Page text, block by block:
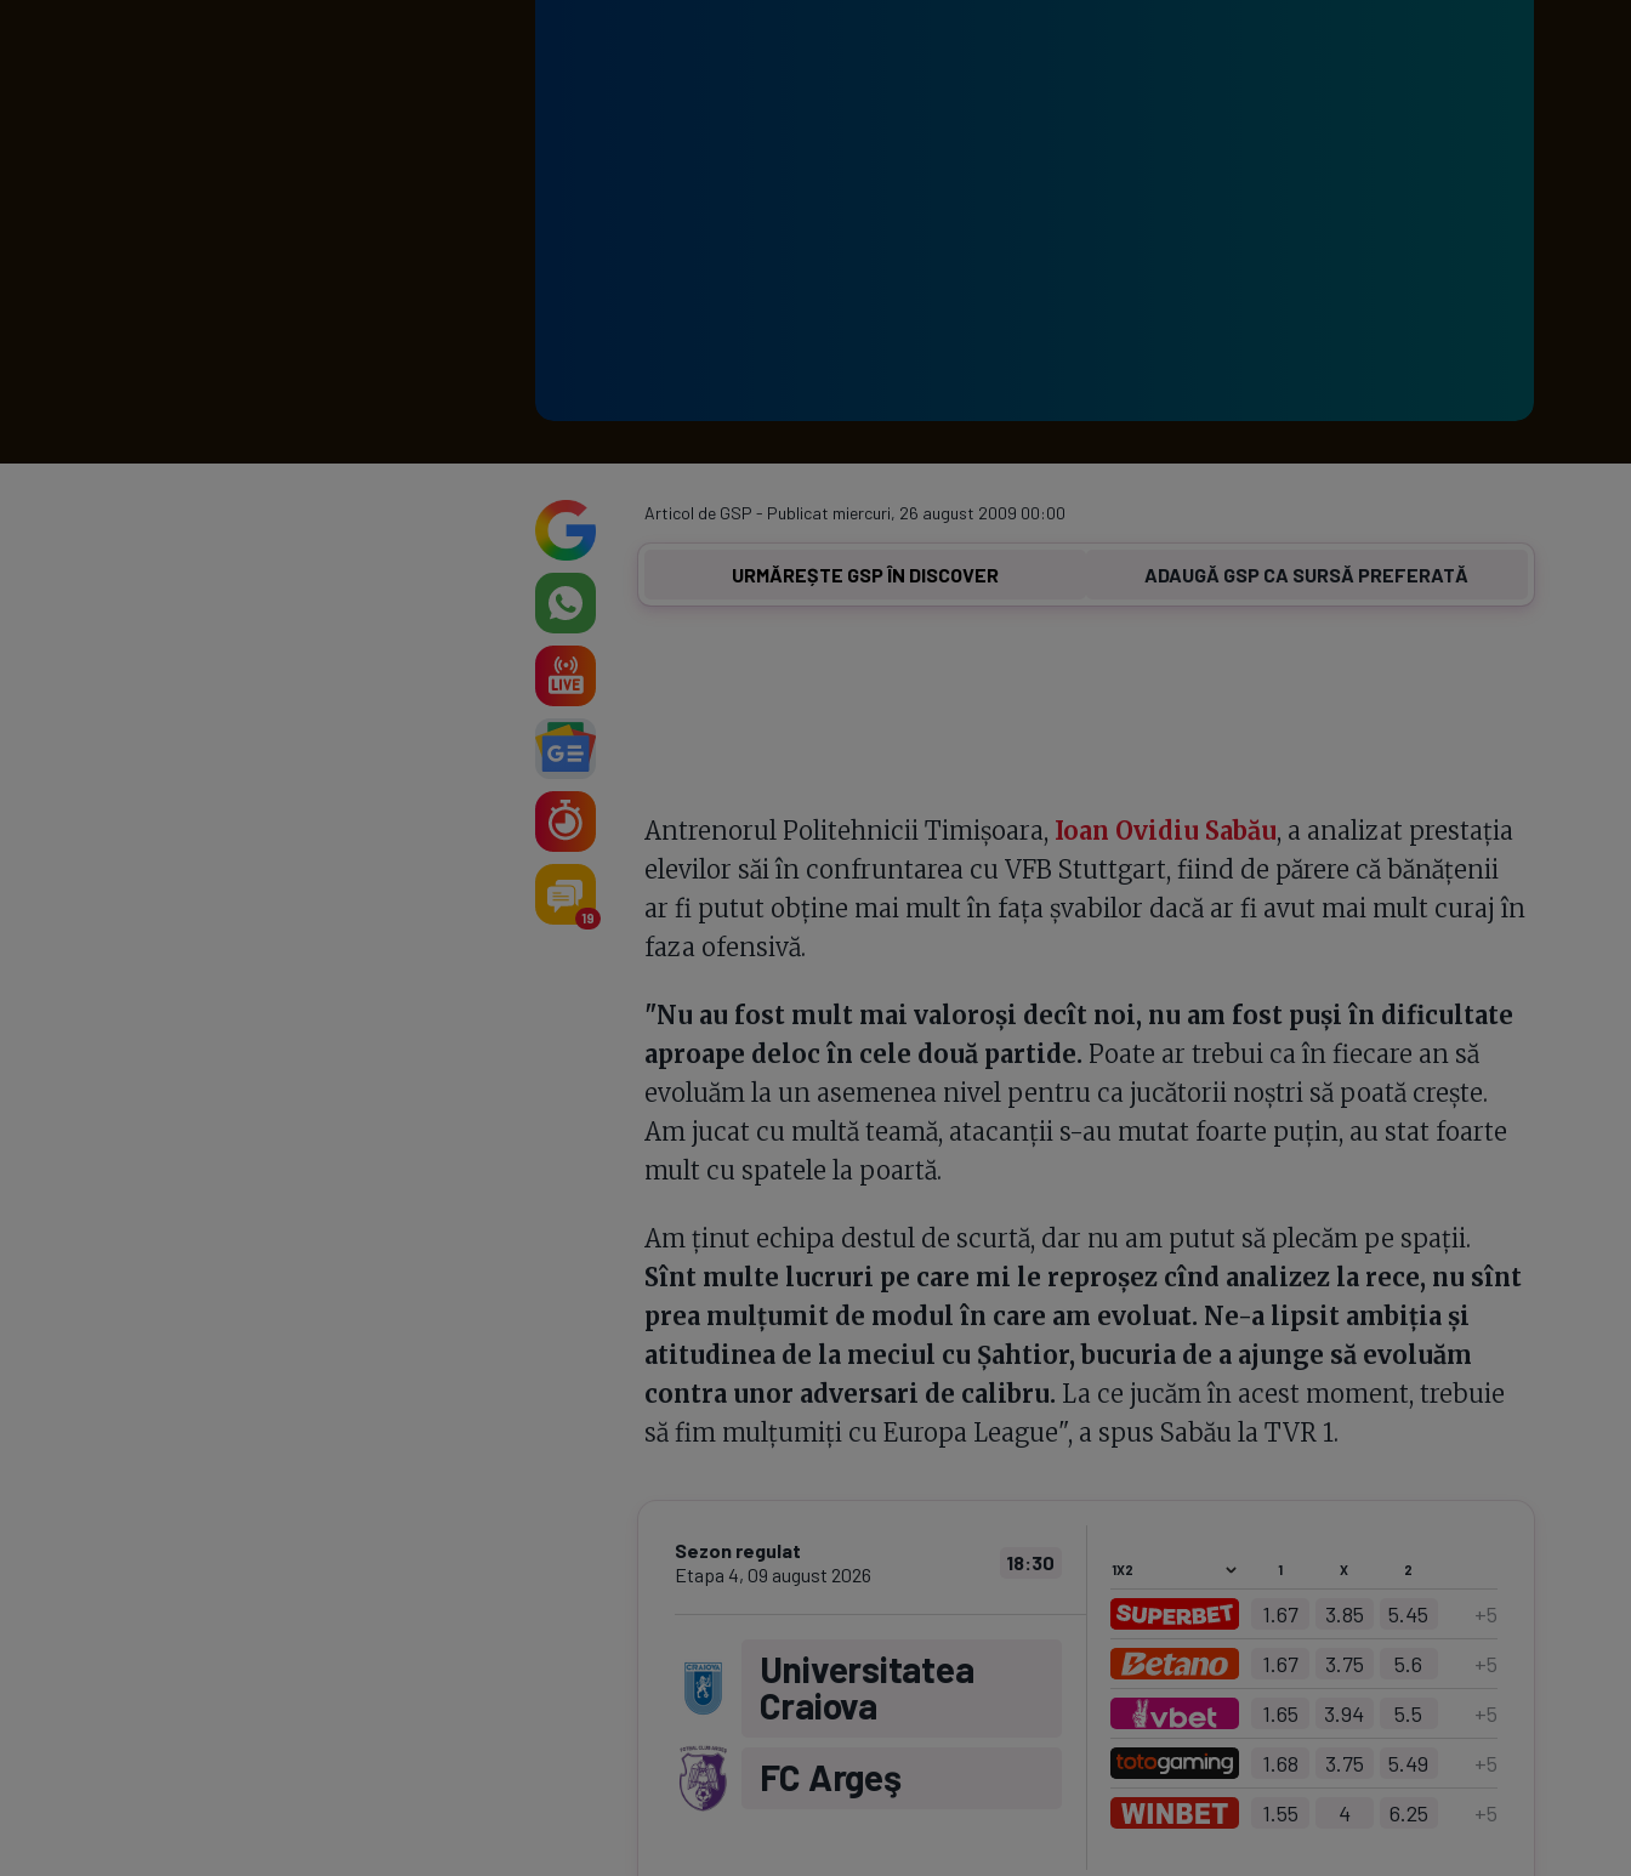
19
Articol de GSP - Publicat miercuri, 26 august 2009 00:00
URMĂREȘTE GSP ÎN DISCOVER ADAUGĂ GSP CA SURSĂ PREFERATĂ
Antrenorul Politehnicii Timişoara, Ioan Ovidiu Sabău, a analizat prestaţia
elevilor săi în confruntarea cu VFB Stuttgart, fiind de părere că bănăţenii
ar fi putut obţine mai mult în faţa şvabilor dacă ar fi avut mai mult curaj în
faza ofensivă.
"Nu au fost mult mai valoroşi decît noi, nu am fost puşi în dificultate
aproape deloc în cele două partide. Poate ar trebui ca în fiecare an să
evoluăm la un asemenea nivel pentru ca jucătorii noştri să poată creşte.
Am jucat cu multă teamă, atacanţii s-au mutat foarte puţin, au stat foarte
mult cu spatele la poartă.
Am ţinut echipa destul de scurtă, dar nu am putut să plecăm pe spaţii.
Sînt multe lucruri pe care mi le reproşez cînd analizez la rece, nu sînt
prea mulţumit de modul în care am evoluat. Ne-a lipsit ambiţia şi
atitudinea de la meciul cu Şahtior, bucuria de a ajunge să evoluăm
contra unor adversari de calibru. La ce jucăm în acest moment, trebuie
să fim mulţumiţi cu Europa League", a spus Sabău la TVR 1.
Sezon regulat
Etapa 4, 09 august 2026
18:30
Universitatea
Craiova
FC Argeş
1 X 2
1.67 3.85 5.45 +5
1.67
3.75 5.6 +5
1.65
3.94 5.5 +5
1.68
3.75 5.49 +5
1.55
4 6.25 +5